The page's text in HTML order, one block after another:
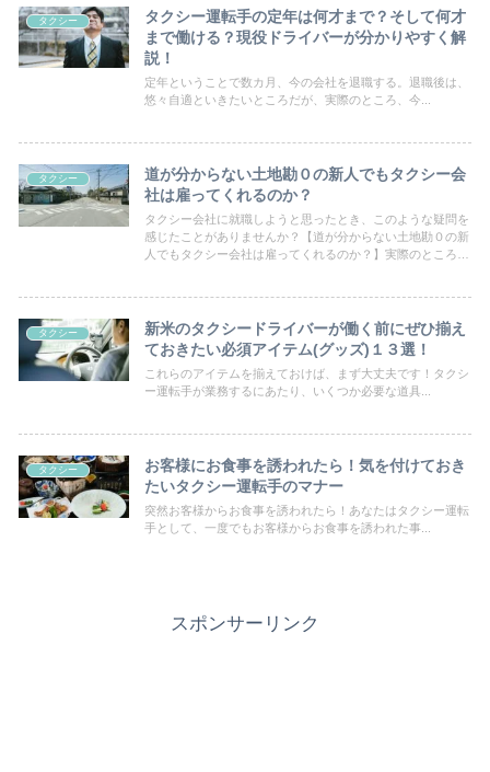
タクシー
タクシー運転手の定年は何才まで？そして何才
まで働ける？現役ドライバーが分かりやすく解
説！
定年ということで数カ月、今の会社を退職する。退職後は、
悠々自適といきたいところだが、実際のところ、今...
タクシー
道が分からない土地勘０の新人でもタクシー会
社は雇ってくれるのか？
タクシー会社に就職しようと思ったとき、このような疑問を
感じたことがありませんか？【道が分からない土地勘０の新
人でもタクシー会社は雇ってくれるのか？】実際のところ土
タクシー
新米のタクシードライバーが働く前にぜひ揃え
ておきたい必須アイテム(グッズ)１３選！
これらのアイテムを揃えておけば、まず大丈夫です！タクシ
ー運転手が業務するにあたり、いくつか必要な道具...
タクシー
お客様にお食事を誘われたら！気を付けておき
たいタクシー運転手のマナー
突然お客様からお食事を誘われたら！あなたはタクシー運転
手として、一度でもお客様からお食事を誘われた事...
スポンサーリンク